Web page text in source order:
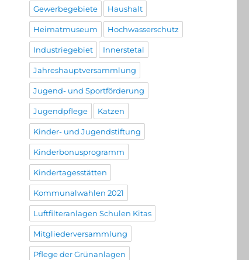
Gewerbegebiete Haushalt
Heimatmuseum Hochwasserschutz
Industriegebiet Innerstetal
Jahreshauptversammlung
Jugend- und Sportförderung
Jugendpflege Katzen
Kinder- und Jugendstiftung
Kinderbonusprogramm
Kindertagesstätten
Kommunalwahlen 2021
Luftfilteranlagen Schulen Kitas
Mitgliederversammlung
Pflege der Grünanlagen